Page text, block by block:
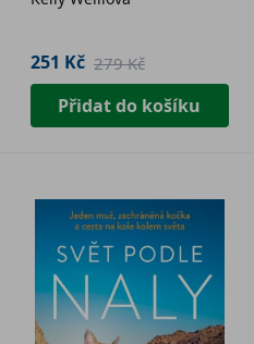
251 Kč 279 Kč
Přidat do košíku